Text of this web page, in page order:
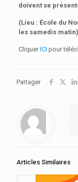
doivent se
(Lieu : École du
les samedis matin)
CliquerICI pour
Partager
Articles Similaires